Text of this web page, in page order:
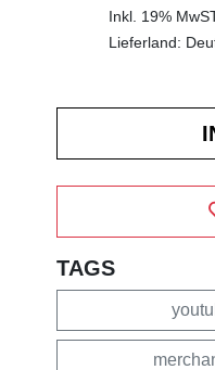
Inkl. 19%
Lieferland:
TAGS